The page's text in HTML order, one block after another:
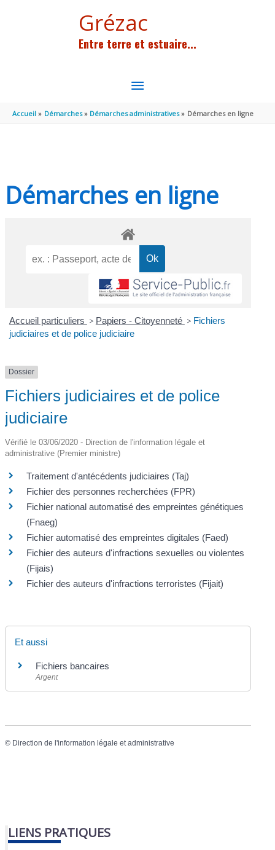
Grézac
Entre terre et estuaire...
MENU
PRINCIPAL
Accueil Démarches Démarches administratives Démarches en ligne
Démarches en ligne
Accueil particuliers > Papiers - Citoyenneté > Fichiers
judiciaires et de police judiciaire
Dossier
Fichiers judiciaires et de police
judiciaire
Vérifié le 03/06/2020 - Direction de l'information légale et
administrative (Premier ministre)
Traitement d'antécédents judiciaires (Taj)
Fichier des personnes recherchées (FPR)
Fichier national automatisé des empreintes génétiques
(Fnaeg)
Fichier automatisé des empreintes digitales (Faed)
Fichier des auteurs d'infractions sexuelles ou violentes
(Fijais)
Fichier des auteurs d'infractions terroristes (Fijait)
Et aussi
Fichiers bancaires
Argent
© Direction de l'information légale et administrative
LIENS PRATIQUES